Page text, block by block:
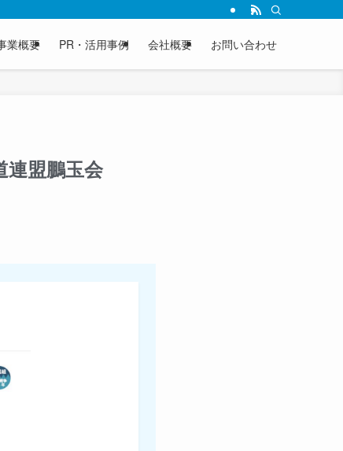
業概要 PR・活用事例 会社概要 お問い合わせ
連盟鵬玉会